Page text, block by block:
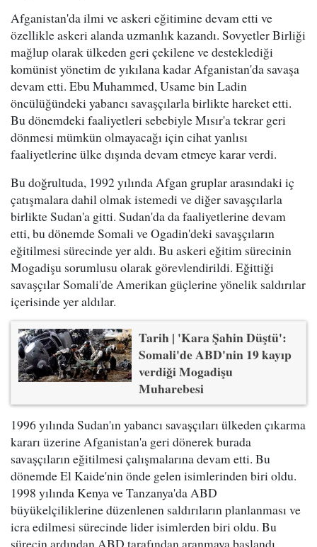
Afganistan'da ilmi ve askeri eğitimine devam etti ve
özellikle askeri alanda uzmanlık kazandı. Sovyetler Birliği
mağlup olarak ülkeden geri çekilene ve desteklediği
komünist yönetim de yıkılana kadar Afganistan'da savaşa
devam etti. Ebu Muhammed, Usame bin Ladin
öncülüğündeki yabancı savaşçılarla birlikte hareket etti.
Bu dönemdeki faaliyetleri sebebiyle Mısır'a tekrar geri
dönmesi mümkün olmayacağı için cihat yanlısı
faaliyetlerine ülke dışında devam etmeye karar verdi.
Bu doğrultuda, 1992 yılında Afgan gruplar arasındaki iç
çatışmalara dahil olmak istemedi ve diğer savaşçılarla
birlikte Sudan'a gitti. Sudan'da da faaliyetlerine devam
etti, bu dönemde Somali ve Ogadin'deki savaşçıların
eğitilmesi sürecinde yer aldı. Bu askeri eğitim sürecinin
Mogadişu sorumlusu olarak görevlendirildi. Eğittiği
savaşçılar Somali'de Amerikan güçlerine yönelik saldırılar
içerisinde yer aldılar.
Tarih | 'Kara Şahin Düştü':
Somali'de ABD'nin 19 kayıp
verdiği Mogadişu
Muharebesi
1996 yılında Sudan'ın yabancı savaşçıları ülkeden çıkarma
kararı üzerine Afganistan'a geri dönerek burada
savaşçıların eğitilmesi çalışmalarına devam etti. Bu
dönemde El Kaide'nin önde gelen isimlerinden biri oldu.
1998 yılında Kenya ve Tanzanya'da ABD
büyükelçiliklerine düzenlenen saldırıların planlanması ve
icra edilmesi sürecinde lider isimlerden biri oldu. Bu